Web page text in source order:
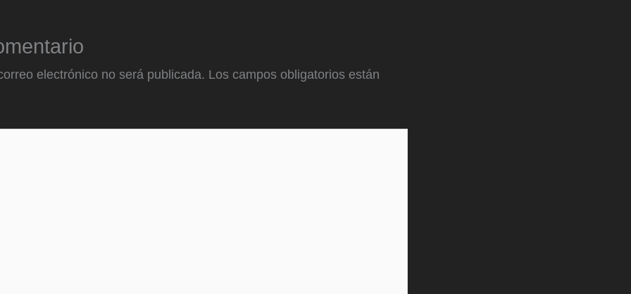
electrónico no será publicada. Los campos obligatorios están